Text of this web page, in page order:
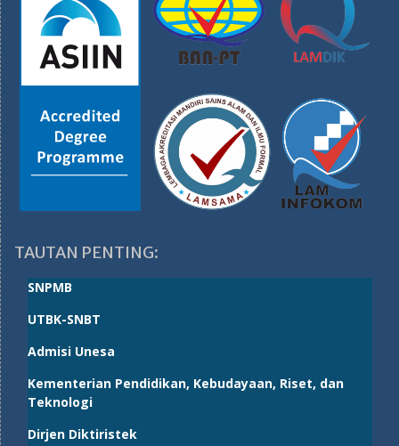
TAUTAN PENTING:
SNPMB
UTBK-SNBT
Admisi Unesa
Kementerian Pendidikan, Kebudayaan, Riset, dan
Teknologi
Dirjen Diktiristek